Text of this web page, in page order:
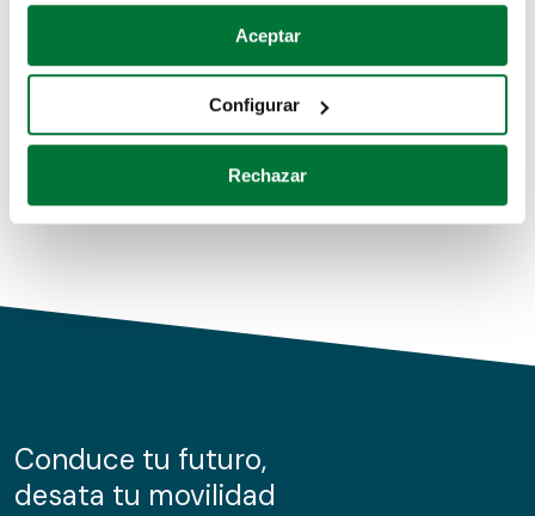
Si lo permite, también quisiéramos:
Recopilar información sobre su ubicación geográfica
Identificar su dispositivo analizándolo activamente
para buscar características específicas (huellas
Obtenga más información sobre cómo se procesan sus
de cookies.
información sobre el uso que haga del sitio web con
nuestros partners de redes sociales, publicidad y análisis
Aceptar
Configurar
Rechazar
Coches de segunda mano
Coches de km0
Conduce tu futuro,
desata tu movilidad